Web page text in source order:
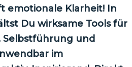
emotionale Klarheit! In
Du wirksame Tools für
Selbstführung und
im